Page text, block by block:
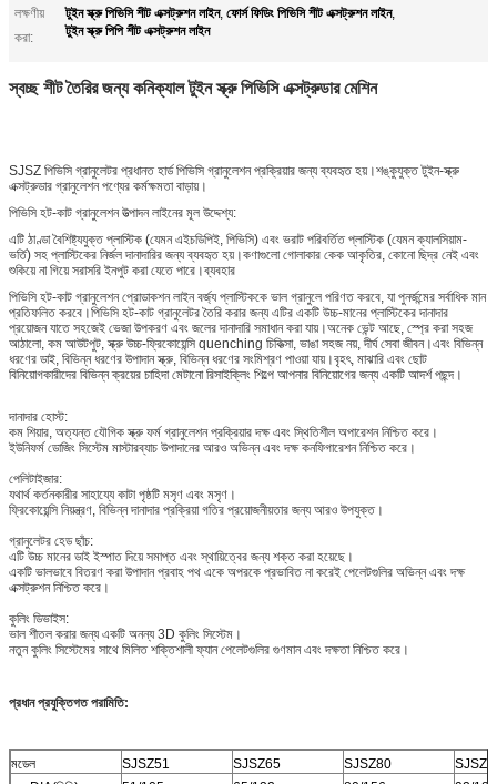
লক্ষণীয়
করা:
টুইন স্ক্রু পিভিসি শীট এক্সট্রুশন লাইন, ফোর্স ফিডিং পিভিসি শীট এক্সট্রুশন লাইন,
টুইন স্ক্রু পিপি শীট এক্সট্রুশন লাইন
স্বচ্ছ শীট তৈরির জন্য কনিক্যাল টুইন স্ক্রু পিভিসি এক্সট্রুডার মেশিন
SJSZ পিভিসি গ্রানুলেটর প্রধানত হার্ড পিভিসি গ্রানুলেশন প্রক্রিয়ার জন্য ব্যবহৃত হয়।শঙ্কুযুক্ত টুইন-স্ক্রু
এক্সট্রুডার গ্রানুলেশন পণ্যের কর্মক্ষমতা বাড়ায়।
পিভিসি হট-কাট গ্রানুলেশন উত্পাদন লাইনের মূল উদ্দেশ্য:
এটি ঠাণ্ডা বৈশিষ্ট্যযুক্ত প্লাস্টিক (যেমন এইচডিপিই, পিভিসি) এবং ভরাট পরিবর্তিত প্লাস্টিক (যেমন ক্যালসিয়াম-
ভর্তি) সহ প্লাস্টিকের নির্জল দানাদারির জন্য ব্যবহৃত হয়।কণাগুলো গোলাকার কেক আকৃতির, কোনো ছিদ্র নেই এবং
শুকিয়ে না গিয়ে সরাসরি ইনপুট করা যেতে পারে।ব্যবহার
পিভিসি হট-কাট গ্রানুলেশন প্রোডাকশন লাইন বর্জ্য প্লাস্টিককে ভাল গ্রানুলে পরিণত করবে, যা পুনর্জন্মের সর্বাধিক মান
প্রতিফলিত করবে।পিভিসি হট-কাট গ্রানুলেটর তৈরি করার জন্য এটির একটি উচ্চ-মানের প্লাস্টিকের দানাদার
প্রয়োজন যাতে সহজেই ভেজা উপকরণ এবং জলের দানাদারি সমাধান করা যায়।অনেক ভেন্ট আছে, স্প্রে করা সহজ
আঠালো, কম আউটপুট, স্ক্রু উচ্চ-ফ্রিকোয়েন্সি quenching চিকিত্সা, ভাঙা সহজ নয়, দীর্ঘ সেবা জীবন।এবং বিভিন্ন
ধরণের ডাই, বিভিন্ন ধরণের উপাদান স্ক্রু, বিভিন্ন ধরণের সংমিশ্রণ পাওয়া যায়।বৃহৎ, মাঝারি এবং ছোট
বিনিয়োগকারীদের বিভিন্ন ক্রয়ের চাহিদা মেটানো রিসাইক্লিং শিল্পে আপনার বিনিয়োগের জন্য একটি আদর্শ পছন্দ।
দানাদার হোস্ট:
কম শিয়ার, অত্যন্ত যৌগিক স্ক্রু ফর্ম গ্রানুলেশন প্রক্রিয়ার দক্ষ এবং স্থিতিশীল অপারেশন নিশ্চিত করে।
ইউনিফর্ম ডোজিং সিস্টেম মাস্টারব্যাচ উপাদানের আরও অভিন্ন এবং দক্ষ কনফিগারেশন নিশ্চিত করে।
পেলিটাইজার:
যথার্থ কর্তনকারীর সাহায্যে কাটা পৃষ্ঠটি মসৃণ এবং মসৃণ।
ফ্রিকোয়েন্সি নিয়ন্ত্রণ, বিভিন্ন দানাদার প্রক্রিয়া গতির প্রয়োজনীয়তার জন্য আরও উপযুক্ত।
গ্রানুলেটর হেড ছাঁচ:
এটি উচ্চ মানের ডাই ইস্পাত দিয়ে সমাপ্ত এবং স্থায়িত্বের জন্য শক্ত করা হয়েছে।
একটি ভালভাবে বিতরণ করা উপাদান প্রবাহ পথ একে অপরকে প্রভাবিত না করেই পেলেটগুলির অভিন্ন এবং দক্ষ
এক্সট্রুশন নিশ্চিত করে।
কুলিং ডিভাইস:
ভাল শীতল করার জন্য একটি অনন্য 3D কুলিং সিস্টেম।
নতুন কুলিং সিস্টেমের সাথে মিলিত শক্তিশালী ফ্যান পেলেটগুলির গুণমান এবং দক্ষতা নিশ্চিত করে।
প্রধান প্রযুক্তিগত পরামিতি:
মডেল SJSZ51 SJSZ65 SJSZ80